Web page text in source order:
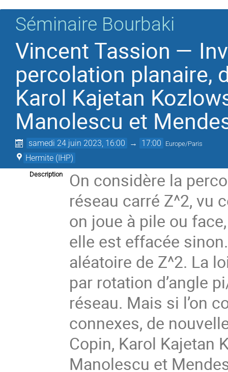
Séminaire Bourbaki
Vincent Tassion —
percolation planaire,
Karol Kajetan
Manolescu et
samedi 24 juin 2023, 16:00 → 17:00 Europe/Paris
Hermite (IHP)
Description
On considère la
réseau carré Z^2, vu
on joue à pile ou
elle est effacée
aléatoire de Z^2. La
par rotation d’angle
réseau. Mais si l’on
connexes, de
Copin, Karol Kajetan
Manolescu et